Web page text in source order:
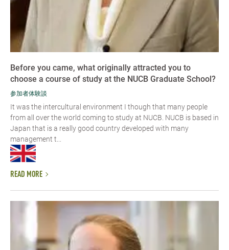
Before you came, what originally attracted you to
choose a course of study at the NUCB Graduate School?
参加者体験談
It was the intercultural environment I though that many people
from all over the world coming to study at NUCB. NUCB is based in
Japan that is a really good country developed with many
management t...
READ MORE